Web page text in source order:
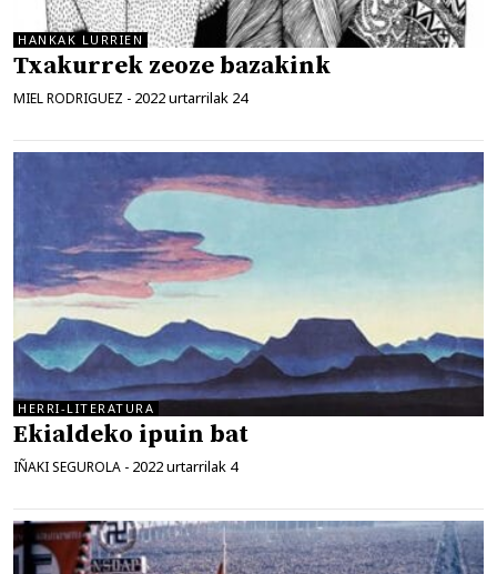
HANKAK LURRIEN
Txakurrek zeoze bazakink
MIEL RODRIGUEZ - 2022 urtarrilak 24
HERRI-LITERATURA
Ekialdeko ipuin bat
IÑAKI SEGUROLA - 2022 urtarrilak 4